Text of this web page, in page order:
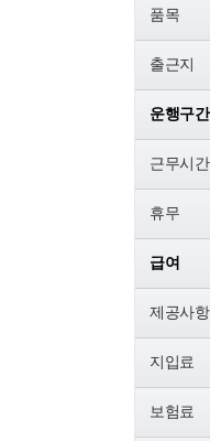
품목
출근지
운행구간
근무시간
휴무
급여
제공사항
지입료
보험료